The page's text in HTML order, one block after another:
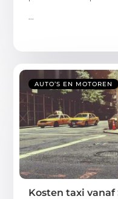
AUTO’S EN MOTOREN
Kosten taxi vanaf